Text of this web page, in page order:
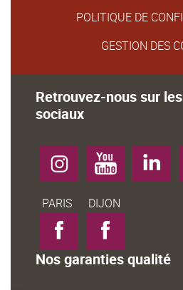
POLITIQUE DE
GESTION DES
Retrouvez-nous sur
sociaux
InstagramYouTube LinkedIn
Facebook-
PARIS
Facebook-
DIJON
Nos garanties qualité